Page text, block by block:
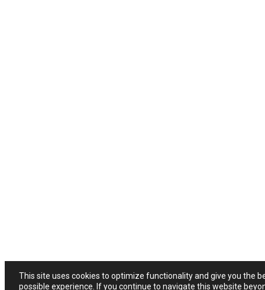
This site uses cookies to optimize functionality and give you the
possible experience. If you continue to navigate this website